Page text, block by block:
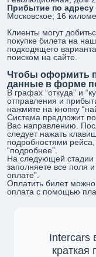
Прибытие по адресу
Московское; 16
Клиенты могут
покупке билета на
подходящего
поиском на сайте.
Чтобы оформить
данные в форме
В графах “откуда” и
отправления и
нажмите на кнопку
Система предложит
Вас направлению.
следует нажать
подробностями рейса,
“подробнее”.
На следующей стадии
заполняете все поля
оплате”.
Оплатить билет
оплата с помощью
Intercars
краткая